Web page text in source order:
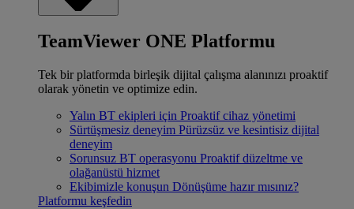
TeamViewer ONE Platformu
Tek bir platformda birleşik dijital çalışma alanınızı proaktif
olarak yönetin ve optimize edin.
Yalın BT ekipleri için Proaktif cihaz yönetimi
Sürtüşmesiz deneyim Pürüzsüz ve kesintisiz dijital
deneyim
Sorunsuz BT operasyonu Proaktif düzeltme ve
olağanüstü hizmet
Ekibimizle konuşun Dönüşüme hazır mısınız?
Platformu keşfedin